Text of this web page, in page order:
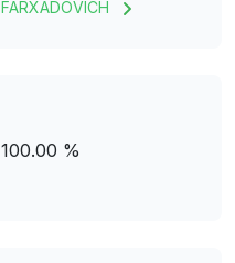
FARXADOVICH
100.00 %